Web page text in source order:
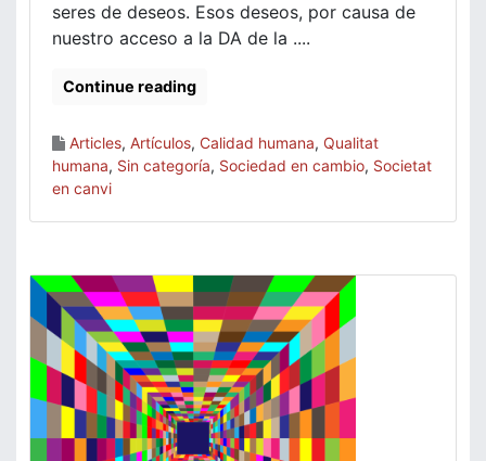
seres de deseos. Esos deseos, por causa de
nuestro acceso a la DA de la ....
Continue reading
Articles, Artículos, Calidad humana, Qualitat
humana, Sin categoría, Sociedad en cambio, Societat
en canvi